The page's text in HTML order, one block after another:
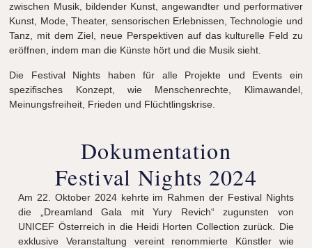
zwischen Musik, bildender Kunst, angewandter und performativer
Kunst, Mode, Theater, sensorischen Erlebnissen, Technologie und
Tanz, mit dem Ziel, neue Perspektiven auf das kulturelle Feld zu
eröffnen, indem man die Künste hört und die Musik sieht.
Die Festival Nights haben für alle Projekte und Events ein
spezifisches Konzept, wie Menschenrechte, Klimawandel,
Meinungsfreiheit, Frieden und Flüchtlingskrise.
Dokumentation
Festival Nights 2024
Am 22. Oktober 2024 kehrte im Rahmen der Festival Nights
die „Dreamland Gala mit Yury Revich“ zugunsten von
UNICEF Österreich in die Heidi Horten Collection zurück. Die
exklusive Veranstaltung vereint renommierte Künstler wie